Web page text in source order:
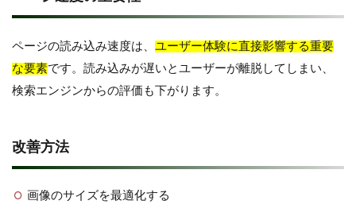
ページの読み込み速度は、 ユーザー体験に直接影響する重要
な要素です。読み込みが遅いとユーザーが離脱してしまい、
検索エンジンからの評価も下がります。
改善方法
画像のサイズを最適化する